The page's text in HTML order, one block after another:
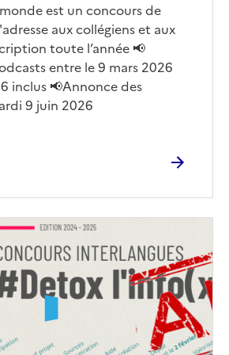
est un concours de
aux collégiens et aux
toute l’année 📢
entre le 9 mars 2026
inclus 📢Annonce des
9 juin 2026